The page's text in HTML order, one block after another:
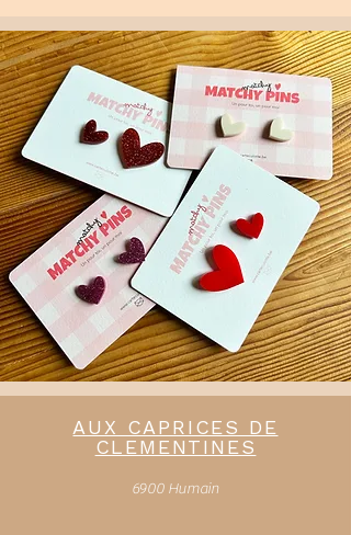
AUX CAPRICES DE
CLEMENTINES
6900 Humain